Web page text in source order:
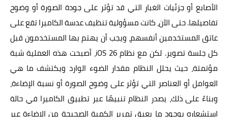
الأصابع أو جزئيات الغبار التي قد تؤثر على جودة الصورة أو وضوح
تفاصيلها. حتى الآن، كانت مسؤولية تنظيف عدسة الكاميرا تقع على
عاتق المستخدمين أنفسهم، ويجب أن يهتم بها المستخدمون قبل
كل جلسة تصوير. لكن مع نظام iOS 26، أصبحت هذه العملية شبة
مؤتمتة، حيث يحلل النظام مقدار الضوء الوارد ويكتشف ما هي
العوامل أو العناصر التي تؤثر على وضوح الصورة أو نسبة الإضاءة،
وبناءً على ذلك، يصدر النظام تنبيهًا عبر تطبيق الكاميرا في حالة
استشعاره بوجود ما يعيق تمرير الكمية الصحيحة من الإضاءة عبر